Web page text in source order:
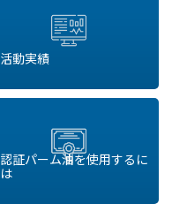
活動実績
認証パーム油を使用するに
は